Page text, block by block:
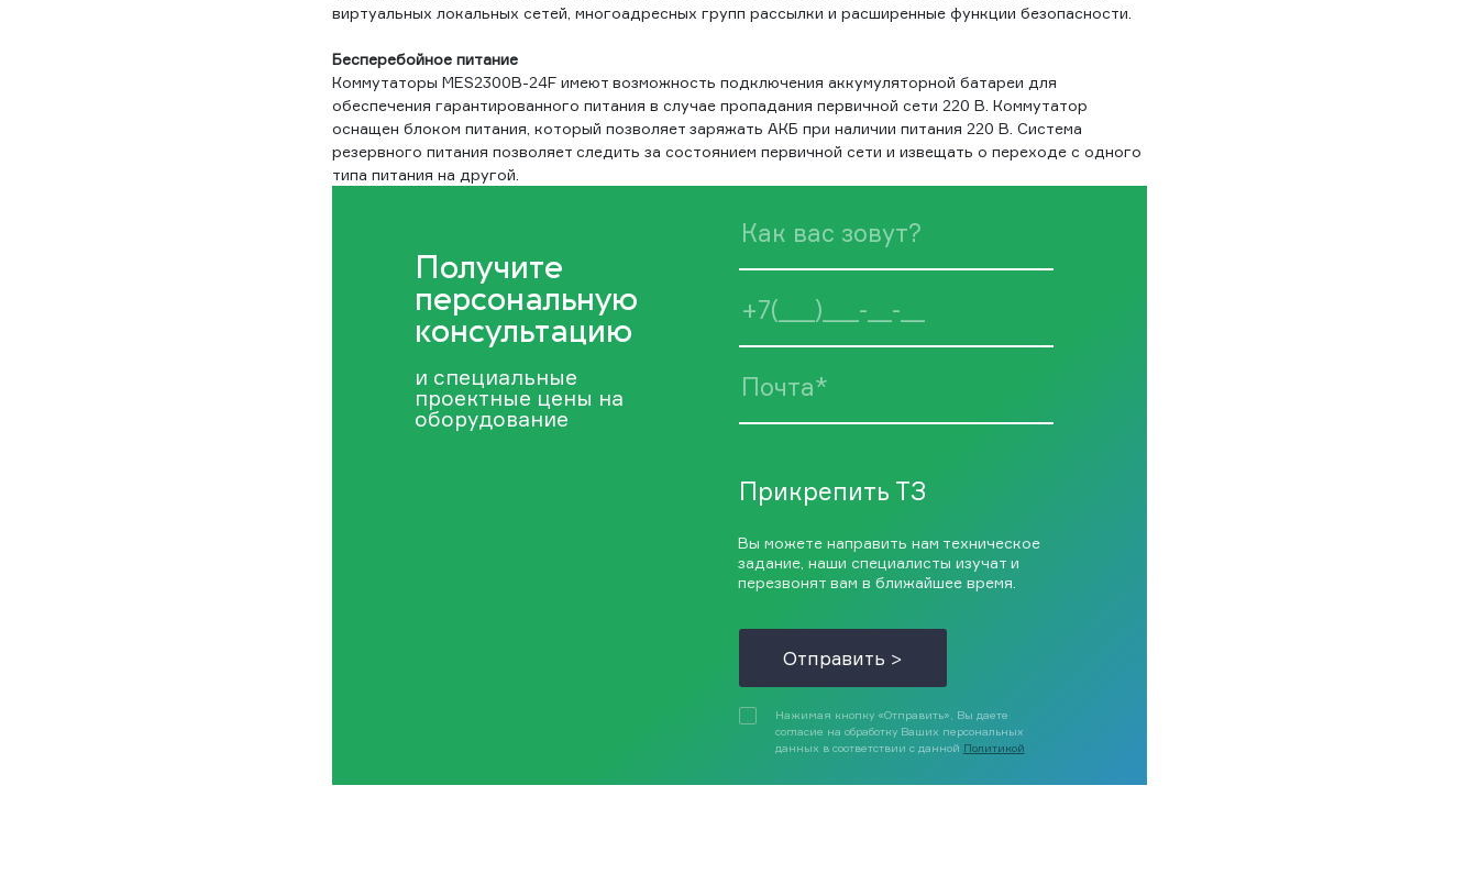
виртуальных локальных сетей, многоадресных групп рассылки и расширенные функции безопасности.
Бесперебойное питание
Коммутаторы MES2300B-24F имеют возможность подключения аккумуляторной батареи для
обеспечения гарантированного питания в случае пропадания первичной сети 220 В. Коммутатор
оснащен блоком питания, который позволяет заряжать АКБ при наличии питания 220 В. Система
резервного питания позволяет следить за состоянием первичной сети и извещать о переходе с одного
типа питания на другой.
Получите
персональную
консультацию
и специальные
проектные цены на
оборудование
Прикрепить ТЗ
Вы можете направить нам техническое
задание, наши специалисты изучат и
перезвонят вам в ближайшее время.
Отправить >
Нажимая кнопку «Отправить», Вы даете
согласие на обработку Ваших персональных
данных в соответствии с данной Политикой